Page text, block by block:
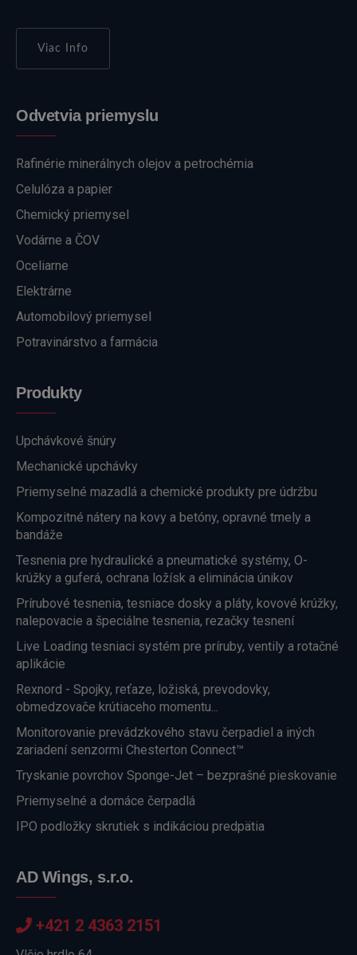
Viac Info
Odvetvia priemyslu
Rafinérie minerálnych olejov a petrochémia
Celulóza a papier
Chemický priemysel
Vodárne a ČOV
Oceliarne
Elektrárne
Automobilový priemysel
Potravinárstvo a farmácia
Produkty
Upchávkové šnúry
Mechanické upchávky
Priemyselné mazadlá a chemické produkty pre údržbu
Kompozitné nátery na kovy a betóny, opravné tmely a
bandáže
Tesnenia pre hydraulické a pneumatické systémy, O-
krúžky a guferá, ochrana ložísk a eliminácia únikov
Prírubové tesnenia, tesniace dosky a pláty, kovové krúžky,
nalepovacie a špeciálne tesnenia, rezačky tesnení
Live Loading tesniaci systém pre príruby, ventily a rotačné
aplikácie
Rexnord - Spojky, reťaze, ložiská, prevodovky,
obmedzovače krútiaceho momentu...
Monitorovanie prevádzkového stavu čerpadiel a iných
zariadení senzormi Chesterton Connect™
Tryskanie povrchov Sponge-Jet – bezprašné pieskovanie
Priemyselné a domáce čerpadlá
IPO podložky skrutiek s indikáciou predpätia
AD Wings, s.r.o.
+421 2 4363 2151